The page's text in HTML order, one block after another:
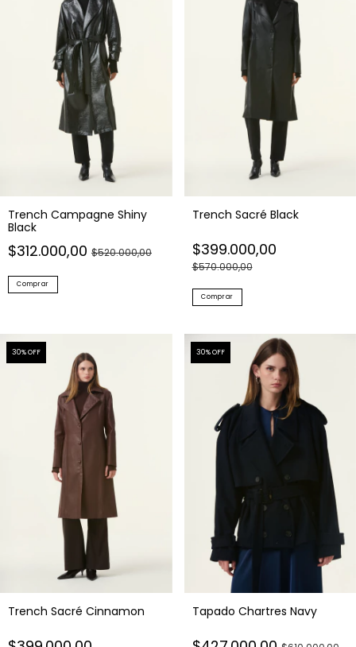
Trench Campagne Shiny
Black
$312.000,00 $520.000,00
Comprar
Trench Sacré Black
$399.000,00
$570.000,00
Comprar
30% OFF
Trench Sacré Cinnamon
30% OFF
Tapado Chartres Navy